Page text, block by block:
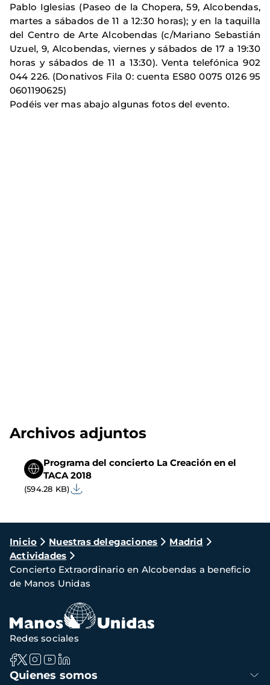
Pablo Iglesias (Paseo de la Chopera, 59, Alcobendas,
martes a sábados de 11 a 12:30 horas); y en la taquilla
del Centro de Arte Alcobendas (c/Mariano Sebastián
Uzuel, 9, Alcobendas, viernes y sábados de 17 a 19:30
horas y sábados de 11 a 13:30). Venta telefónica 902
044 226. (Donativos Fila 0: cuenta ES80 0075 0126 95
0601190625)
Podéis ver mas abajo algunas fotos del evento.
Archivos adjuntos
Programa del concierto La Creación en el
TACA 2018
(594.28 KB)
Ruta
de
navegación
Inicio Nuestras delegaciones
Madrid
Actividades
Concierto Extraordinario en Alcobendas a beneficio
de Manos Unidas
Navegación
Quienes somos
Redes sociales